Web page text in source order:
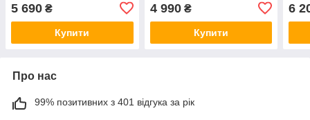
5 690 ₴
Купити
4 990₴
Купити
6
Про нас
99% позитивних з 401 відгука за рік